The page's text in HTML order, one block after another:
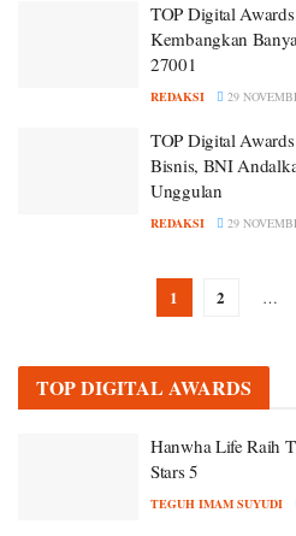
TOP Digital
Kembangkan
27001
REDAKSI 29
TOP Digital
Bisnis, BNI
Unggulan
REDAKSI 29
1 2 …
TOP DIGITAL AWARDS
Hanwha Life Raih
Stars 5
TEGUH IMAM SUYUDI